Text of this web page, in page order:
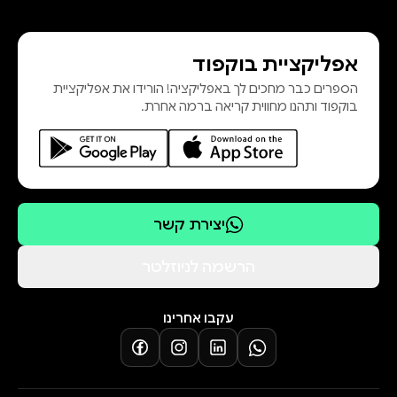
נצחית, זמינה וזולה, שמובילה לעתיד
נקי ומשגשג. מדינת ישראל, "ארץ
שכורת שמש", עומדת בפני הזדמנות
נפלאה להפוך למובילה עולמית בתחום
– אם רק לא הייתה שמה לעצמה
רגליים. הספר מתאר גם את דרך
אפליקציית בוקפוד
הספרים כבר מחכים לך באפליקציה! הורידו את אפליקציית
בוקפוד ותהנו מחווית קריאה ברמה אחרת.
יצירת קשר
עקבו אחרינו